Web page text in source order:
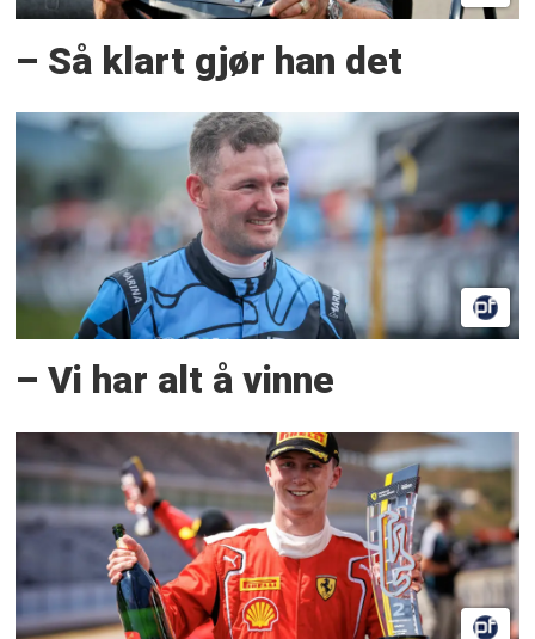
– Så klart gjør han det
– Vi har alt å vinne